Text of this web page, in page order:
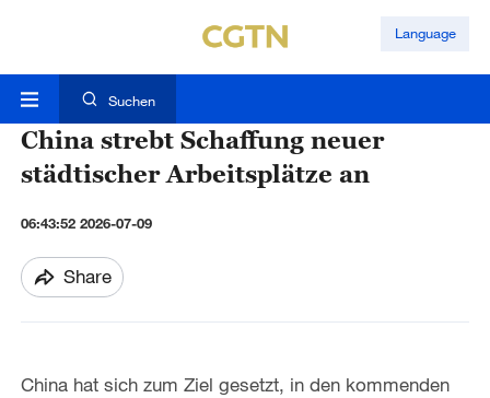
Language
Suchen
China strebt Schaffung neuer
städtischer Arbeitsplätze an
06:43:52 2026-07-09
Share
China hat sich zum Ziel gesetzt, in den kommenden